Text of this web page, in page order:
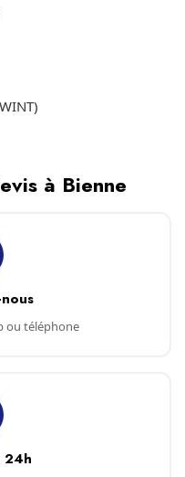
à Bienne
ou téléphone
24h